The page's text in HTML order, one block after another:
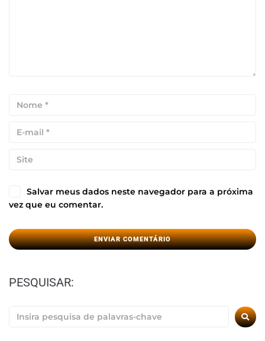
Salvar meus dados neste navegador para a próxima
vez que eu comentar.
PESQUISAR: